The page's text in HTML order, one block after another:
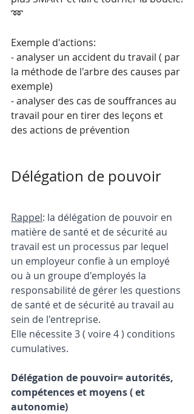
➿
Exemple d'actions:
- analyser un accident du travail ( par
la méthode de l'arbre des causes par
exemple)
- analyser des cas de souffrances au
travail pour en tirer des leçons et
des actions de prévention
Délégation de pouvoir
Rappel: la délégation de pouvoir en
matière de santé et de sécurité au
travail est un processus par lequel
un employeur confie à un employé
ou à un groupe d'employés la
responsabilité de gérer les questions
de santé et de sécurité au travail au
sein de l'entreprise.
Elle nécessite 3 ( voire 4 ) conditions
cumulatives.
Délégation de pouvoir= autorités,
compétences et moyens ( et
autonomie)